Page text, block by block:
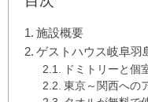
施設概要
ゲストハウス岐阜羽
ドミトリーと個
東京～関西への